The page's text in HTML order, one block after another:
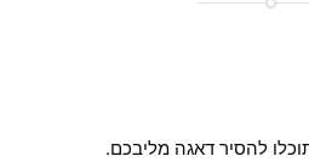
להסיר דאגה מליבכם.